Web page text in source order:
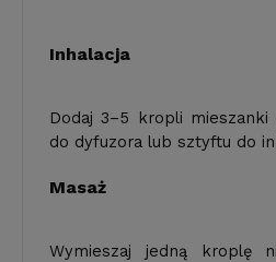
Inhalacja
Dodaj 3–5 kropli
do dyfuzora lub sztyftu do
Masaż
Wymieszaj jedną kroplę